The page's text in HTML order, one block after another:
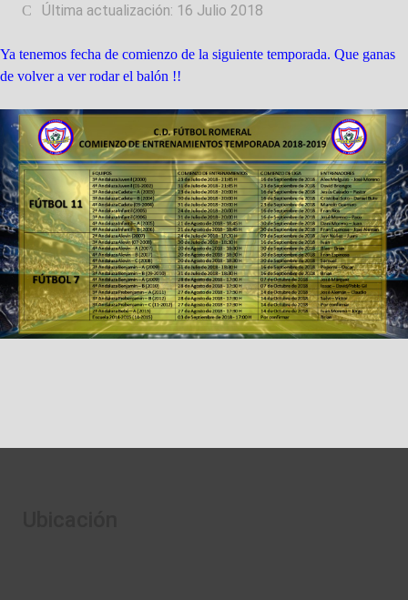
Última actualización: 16 Julio 2018
Ya tenemos fecha de comienzo de la siguiente temporada. Que ganas
de volver a ver rodar el balón !!